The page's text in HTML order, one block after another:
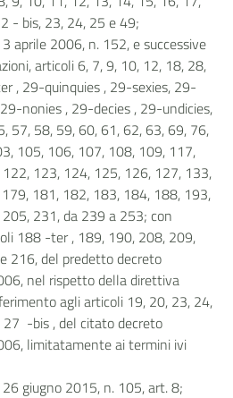
- bis, 23, 24, 25 e 49;
aprile 2006, n. 152, e successive
articoli 6, 7, 9, 10, 12, 18, 28,
, 29-quinquies , 29-sexies, 29-
nonies , 29-decies , 29-undicies,
57, 58, 59, 60, 61, 62, 63, 69, 76,
105, 106, 107, 108, 109, 117,
123, 124, 125, 126, 127, 133,
181, 182, 183, 184, 188, 193,
231, da 239 a 253; con
188 -ter , 189, 190, 208, 209,
216, del predetto decreto
nel rispetto della direttiva
agli articoli 19, 20, 23, 24,
-bis , del citato decreto
limitatamente ai termini ivi
giugno 2015, n. 105, art. 8;